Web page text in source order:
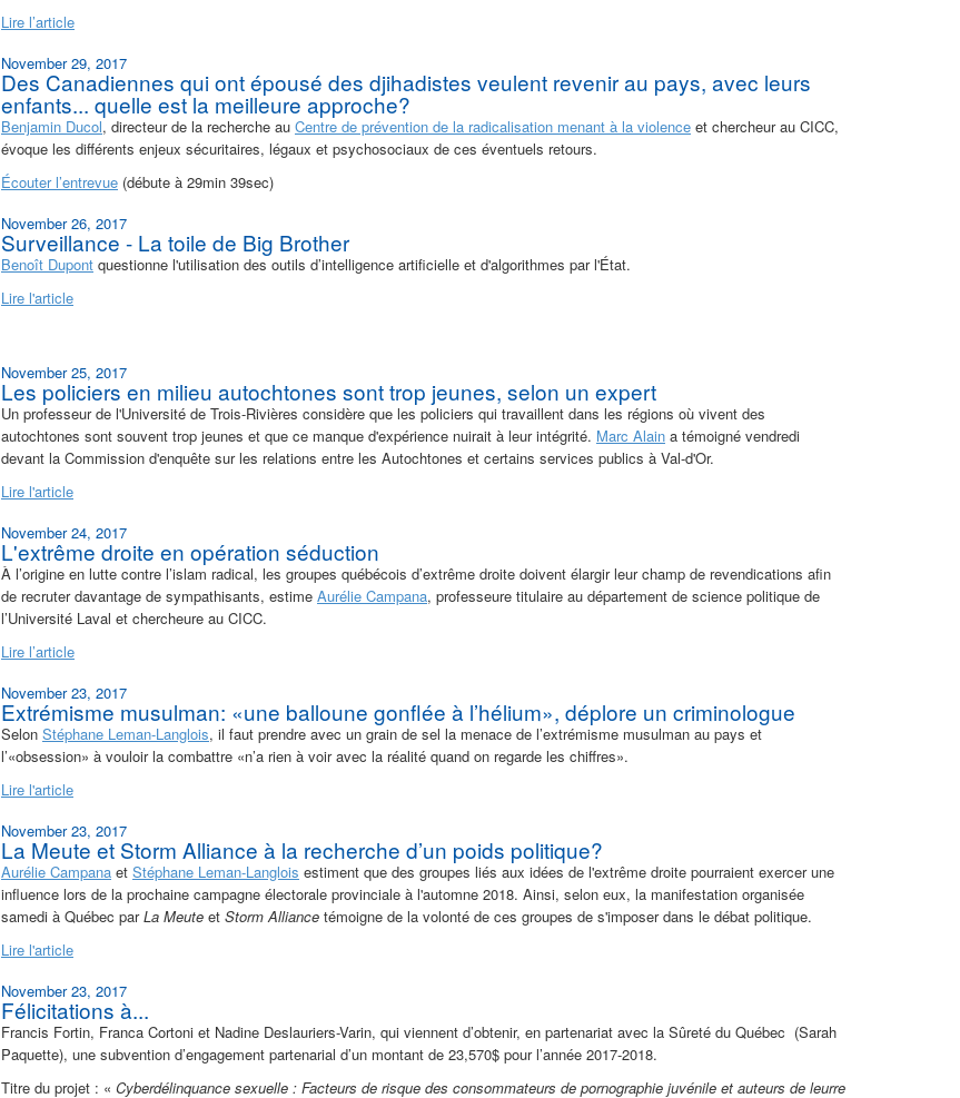
Lire l’article
November 29, 2017
Des Canadiennes qui ont épousé des djihadistes veulent revenir au pays, avec leurs
enfants... quelle est la meilleure approche?
Benjamin Ducol, directeur de la recherche au Centre de prévention de la radicalisation menant à la violence et chercheur au CICC,
évoque les différents enjeux sécuritaires, légaux et psychosociaux de ces éventuels retours.
Écouter l’entrevue (débute à 29min 39sec)
November 26, 2017
Surveillance - La toile de Big Brother
Benoît Dupont questionne l'utilisation des outils d’intelligence artificielle et d'algorithmes par l'État.
Lire l'article
November 25, 2017
Les policiers en milieu autochtones sont trop jeunes, selon un expert
Un professeur de l'Université de Trois-Rivières considère que les policiers qui travaillent dans les régions où vivent des
autochtones sont souvent trop jeunes et que ce manque d'expérience nuirait à leur intégrité. Marc Alain a témoigné vendredi
devant la Commission d'enquête sur les relations entre les Autochtones et certains services publics à Val-d'Or.
Lire l'article
November 24, 2017
L'extrême droite en opération séduction
À l’origine en lutte contre l’islam radical, les groupes québécois d’extrême droite doivent élargir leur champ de revendications afin
de recruter davantage de sympathisants, estime Aurélie Campana, professeure titulaire au département de science politique de
l’Université Laval et chercheure au CICC.
Lire l’article
November 23, 2017
Extrémisme musulman: «une balloune gonflée à l’hélium», déplore un criminologue
Selon Stéphane Leman-Langlois, il faut prendre avec un grain de sel la menace de l’extrémisme musulman au pays et
l’«obsession» à vouloir la combattre «n’a rien à voir avec la réalité quand on regarde les chiffres».
Lire l'article
November 23, 2017
La Meute et Storm Alliance à la recherche d’un poids politique?
Aurélie Campana et Stéphane Leman-Langlois estiment que des groupes liés aux idées de l'extrême droite pourraient exercer une
influence lors de la prochaine campagne électorale provinciale à l'automne 2018. Ainsi, selon eux, la manifestation organisée
samedi à Québec parLa Meute et Storm Alliance témoigne de la volonté de ces groupes de s'imposer dans le débat politique.
Lire l'article
November 23, 2017
Félicitations à...
Francis Fortin, Franca Cortoni et Nadine Deslauriers-Varin, qui viennent d’obtenir, en partenariat avec la Sûreté du Québec (Sarah
Paquette), une subvention d’engagement partenarial d’un montant de 23,570$ pour l’année 2017-2018.
Titre du projet : « Cyberdélinquance sexuelle : Facteurs de risque des consommateurs de pornographie juvénile et auteurs de leurre